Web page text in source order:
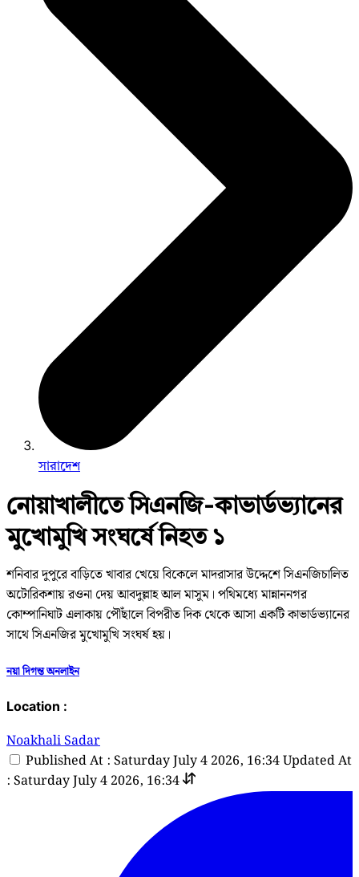
সারাদেশ
নোয়াখালীতে সিএনজি-কাভার্ডভ্যানের
মুখোমুখি সংঘর্ষে নিহত ১
শনিবার দুপুরে বাড়িতে খাবার খেয়ে বিকেলে মাদরাসার উদ্দেশে সিএনজিচালিত
অটোরিকশায় রওনা দেয় আবদুল্লাহ আল মাসুম। পথিমধ্যে মান্নাননগর
কোম্পানিঘাট এলাকায় পৌঁছালে বিপরীত দিক থেকে আসা একটি কাভার্ডভ্যানের
সাথে সিএনজির মুখোমুখি সংঘর্ষ হয়।
নয়া দিগন্ত অনলাইন
Location :
Noakhali Sadar
Published At : Saturday July 4 2026, 16:34Updated At
: Saturday July 4 2026, 16:34